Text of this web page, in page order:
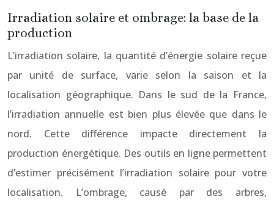
Irradiation solaire et ombrage: la base de la
production
L’irradiation solaire, la quantité d’énergie solaire reçue
par unité de surface, varie selon la saison et la
localisation géographique. Dans le sud de la France,
l’irradiation annuelle est bien plus élevée que dans le
nord. Cette différence impacte directement la
production énergétique. Des outils en ligne permettent
d’estimer précisément l’irradiation solaire pour votre
localisation. L’ombrage, causé par des arbres,